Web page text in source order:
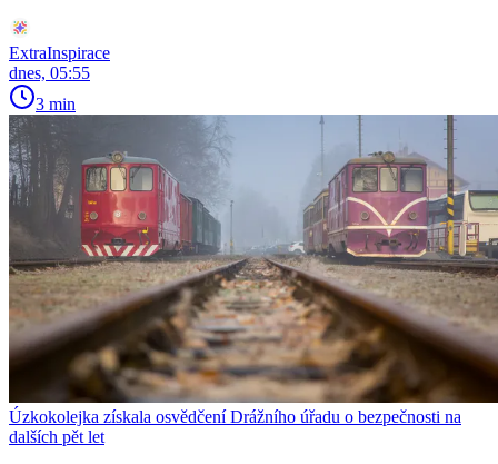
ExtraInspirace
dnes, 05:55
3 min
Úzkokolejka získala osvědčení Drážního úřadu o bezpečnosti na
dalších pět let